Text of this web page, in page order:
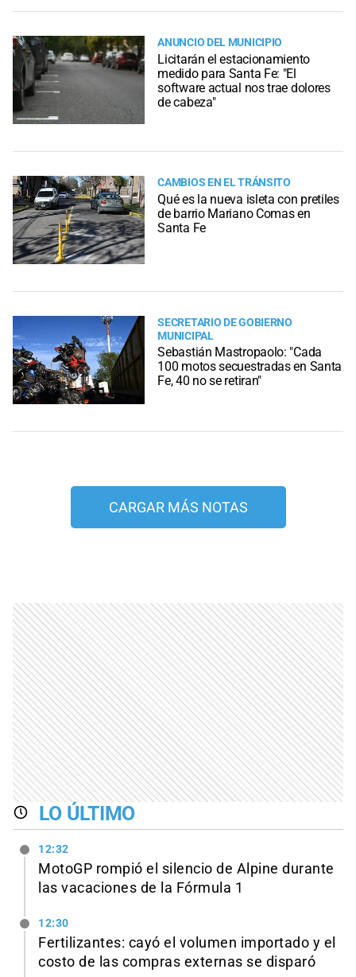
ANUNCIO DEL MUNICIPIO
Licitarán el estacionamiento
medido para Santa Fe: "El
software actual nos trae dolores
de cabeza"
CAMBIOS EN EL TRÁNSITO
Qué es la nueva isleta con pretiles
de barrio Mariano Comas en
Santa Fe
SECRETARIO DE GOBIERNO
MUNICIPAL
Sebastián Mastropaolo: "Cada
100 motos secuestradas en Santa
Fe, 40 no se retiran"
CARGAR MÁS NOTAS
LO ÚLTIMO
12:32
MotoGP rompió el silencio de Alpine durante
las vacaciones de la Fórmula 1
12:30
Fertilizantes: cayó el volumen importado y el
costo de las compras externas se disparó